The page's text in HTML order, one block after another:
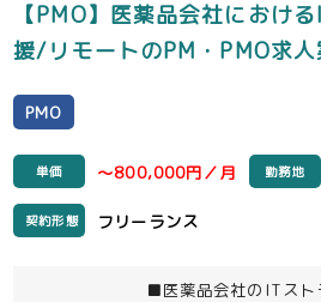
【PMO】医薬品会社におけ
援/リモートのPM・PMO求人
PMO
単価 ～800,000円／月 勤務地
契約形態 フリーランス
■医薬品会社のITスト